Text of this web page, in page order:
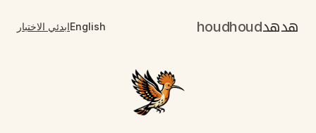
هدهدhoudhoud
Englishابدئي الاختبار